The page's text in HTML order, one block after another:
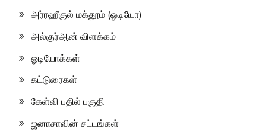
அர்ரஹீகுல் மக்தூம் (ஓடியோ)
அல்குர்ஆன் விளக்கம்
ஓடியோக்கள்
கட்டுரைகள்
கேள்வி பதில் பகுதி
ஜனாசாவின் சட்டங்கள்